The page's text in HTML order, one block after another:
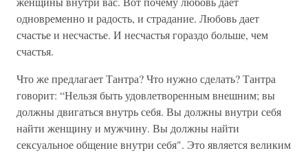
одновременно и радость, и страдание. Любовь дает
счастье и несчастье. И несчастья гораздо больше, чем
счастья.
Что же предлагает Тантра? Что нужно сделать? Тантра
говорит: “Нельзя быть удовлетворенным внешним; вы
должны двигаться внутрь себя. Вы должны внутри себя
найти женщину и мужчину. Вы должны найти
сексуальное общение внутри себя". Это является великим